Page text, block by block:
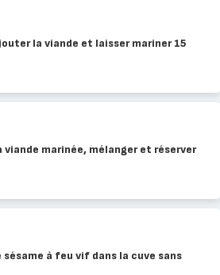
la viande et laisser mariner 15
viande marinée, mélanger et réserver
sésame à feu vif dans la cuve sans